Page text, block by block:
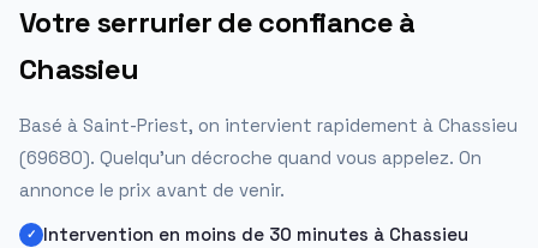
Votre serrurier de confiance à
Chassieu
Basé à Saint-Priest, on intervient rapidement à Chassieu
(69680). Quelqu'un décroche quand vous appelez. On
annonce le prix avant de venir.
Intervention en moins de 30 minutes à Chassieu